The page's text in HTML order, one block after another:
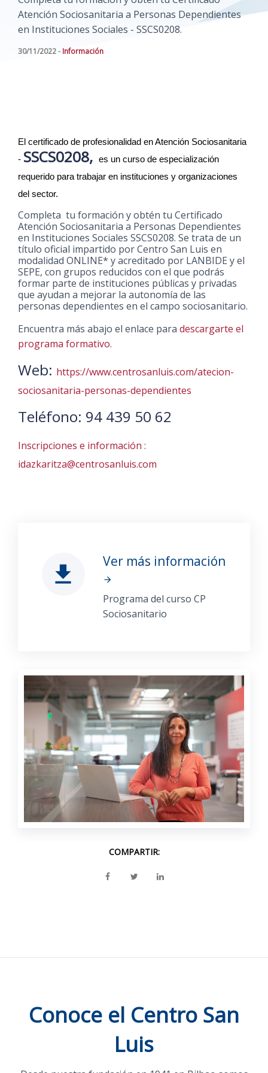
Atención Sociosanitaria a Personas Dependientes
en Instituciones Sociales - SSCS0208.
30/11/2022 - Información
El certificado de profesionalidad en Atención Sociosanitaria
- SSCS0208,
es un curso de especialización
requerido para trabajar en instituciones y organizaciones
del sector.
Completa tu formación y obtén tu Certificado
Atención Sociosanitaria a Personas Dependientes
en Instituciones Sociales SSCS0208. Se trata de un
título oficial impartido por Centro San Luis en
modalidad ONLINE* y acreditado por LANBIDE y el
SEPE, con grupos reducidos con el que podrás
formar parte de instituciones públicas y privadas
que ayudan a mejorar la autonomía de las
personas dependientes en el campo sociosanitario.
Encuentra más abajo el enlace para descargarte el
programa formativo.
Web: https://www.centrosanluis.com/atecion-
sociosanitaria-personas-dependientes
Teléfono: 94 439 50 62
Inscripciones e información :
idazkaritza@centrosanluis.com
file_download Ver más información
arrow_forward
Programa del curso CP
Sociosanitario
COMPARTIR:
Conoce el Centro San
Luis